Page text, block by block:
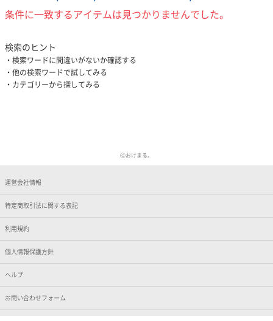
条件に一致するアイテムは見つかりませんでした。
検索のヒント
検索ワードに間違いがないか確認する
他の検索ワードで試してみる
カテゴリーから探してみる
Ⓒおけまる。
運営会社情報
特定商取引法に関する表記
利用規約
個人情報保護方針
ヘルプ
お問い合わせフォーム